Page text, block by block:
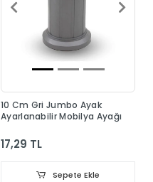
10 Cm Gri Jumbo Ayak
Ayarlanabilir Mobilya Ayağı
17,29 TL
Sepete Ekle